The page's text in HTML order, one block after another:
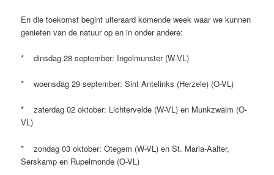
En die toekomst begint uiteraard komende week waar we kunnen
genieten van de natuur op en in onder andere:
* dinsdag 28 september: Ingelmunster (W-VL)
* woensdag 29 september: Sint Antelinks (Herzele) (O-VL)
* zaterdag 02 oktober: Lichtervelde (W-VL) en Munkzwalm (O-
VL)
* zondag 03 oktober: Otegem (W-VL) en St. Maria-Aalter,
Serskamp en Rupelmonde (O-VL)